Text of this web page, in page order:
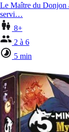
Le Maître du Donjon
servi…
8+
2 à 6
5 min